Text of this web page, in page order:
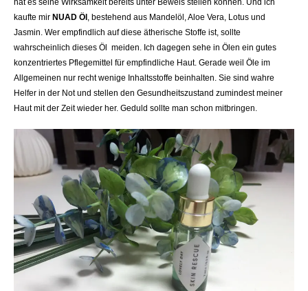
hat es seine Wirksamkeit bereits unter Beweis stellen können. Und ich
kaufte mir NUAD Öl , bestehend aus Mandelöl, Aloe Vera, Lotus und
Jasmin. Wer empfindlich auf diese ätherische Stoffe ist, sollte
wahrscheinlich dieses Öl meiden. Ich dagegen sehe in Ölen ein gutes
konzentriertes Pflegemittel für empfindliche Haut. Gerade weil Öle im
Allgemeinen nur recht wenige Inhaltsstoffe beinhalten. Sie sind wahre
Helfer in der Not und stellen den Gesundheitszustand zumindest meiner
Haut mit der Zeit wieder her. Geduld sollte man schon mitbringen.